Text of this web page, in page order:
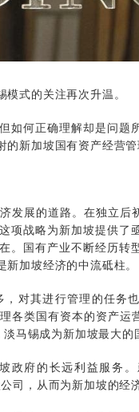
式的关注再次升温。
何正确理解却是问题
新加坡国有资产经营管
展的道路。在独立后
项战略为新加坡提供了
。国有产业不断经历转
加坡经济的中流砥柱。
对其进行管理的任务
各类国有资本的资产运
马锡成为新加坡最大的
府的长远利益服务。
司，从而为新加坡的经